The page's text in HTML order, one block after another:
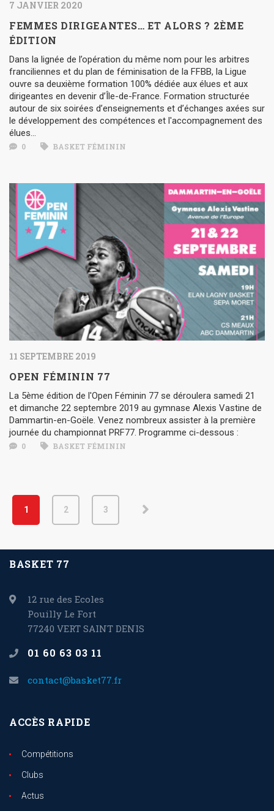
7 JANVIER 2020
FEMMES DIRIGEANTES… ET ALORS ? 2ÈME
ÉDITION
Dans la lignée de l’opération du même nom pour les arbitres
franciliennes et du plan de féminisation de la FFBB, la Ligue
ouvre sa deuxième formation 100% dédiée aux élues et aux
dirigeantes en devenir d’Île-de-France. Formation structurée
autour de six soirées d’enseignements et d’échanges axées sur
le développement des compétences et l'accompagnement des
élues...
0 BASKET FÉMININ
11 SEPTEMBRE 2019
OPEN FÉMININ 77
La 5ème édition de l'Open Féminin 77 se déroulera samedi 21
et dimanche 22 septembre 2019 au gymnase Alexis Vastine de
Dammartin-en-Goële. Venez nombreux assister à la première
journée du championnat PRF77. Programme ci-dessous :
0 BASKET FÉMININ
1 2 3
BASKET 77
12 rue des Ecoles
Pouilly Le Fort
77240 VERT SAINT DENIS
01 60 63 03 11
contact@basket77.fr
ACCÈS RAPIDE
Compétitions
Clubs
Actus